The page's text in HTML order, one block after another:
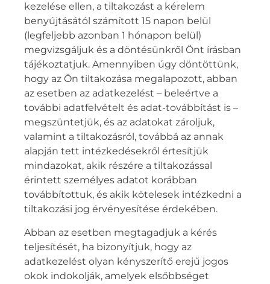
kezelése ellen, a tiltakozást a kérelem
benyújtásától számított 15 napon belül
(legfeljebb azonban 1 hónapon belül)
megvizsgáljuk és a döntésünkről Önt írásban
tájékoztatjuk. Amennyiben úgy döntöttünk,
hogy az Ön tiltakozása megalapozott, abban
az esetben az adatkezelést – beleértve a
további adatfelvételt és adat-továbbítást is –
megszüntetjük, és az adatokat zároljuk,
valamint a tiltakozásról, továbbá az annak
alapján tett intézkedésekről értesítjük
mindazokat, akik részére a tiltakozással
érintett személyes adatot korábban
továbbítottuk, és akik kötelesek intézkedni a
tiltakozási jog érvényesítése érdekében.
Abban az esetben megtagadjuk a kérés
teljesítését, ha bizonyítjuk, hogy az
adatkezelést olyan kényszerítő erejű jogos
okok indokolják, amelyek elsőbbséget